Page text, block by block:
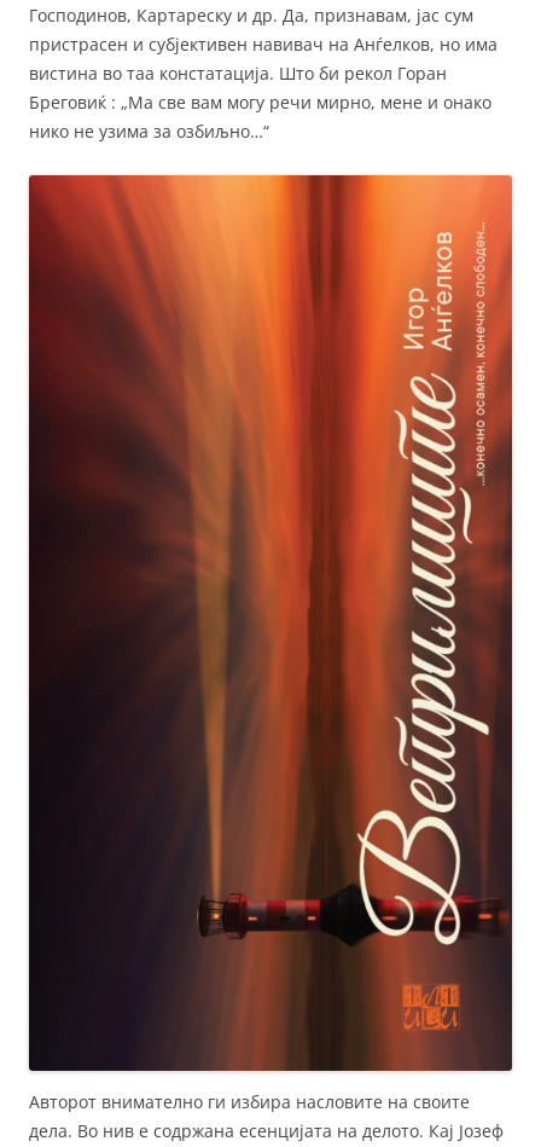
Господинов, Картареску и др. Да, признавам, јас сум
пристрасен и субјективен навивач на Анѓелков, но има
вистина во таа констатација. Што би рекол Горан
Бреговиќ : „Ма све вам могу речи мирно, мене и онако
нико не узима за озбиљно…“
Авторот внимателно ги избира насловите на своите
дела. Во нив е содржана есенцијата на делото. Кај Јозеф